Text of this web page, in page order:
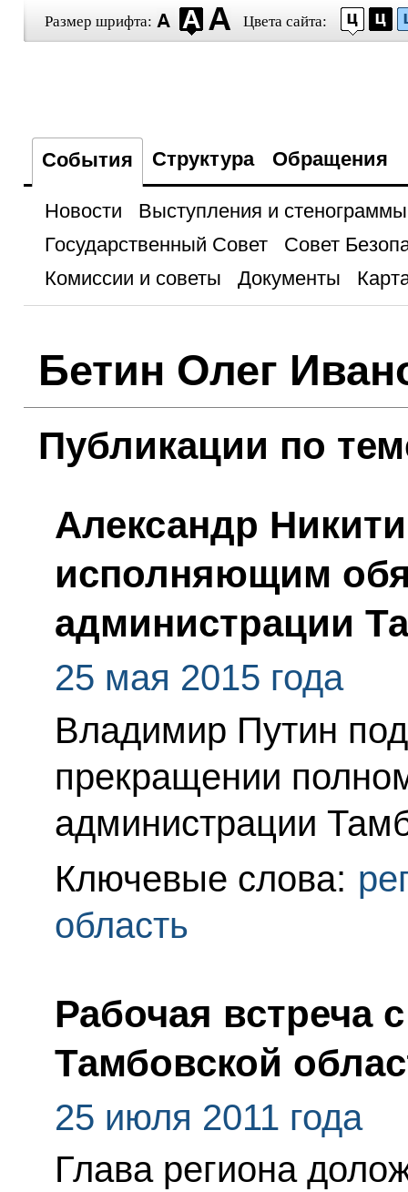
Размер шрифта: Цвета сайта:
События Структура Обращения
Новости
Выступления и стенограммы
Государственный Совет
Совет
Комиссии и советы
Документы
Бетин Олег
Публикации по
Александр
исполняющим
администрации
25 мая 2015 года
Владимир Путин
прекращении
администрации
Ключевые слова:
область
Рабочая встреча
Тамбовской
25 июля 2011 года
Глава региона